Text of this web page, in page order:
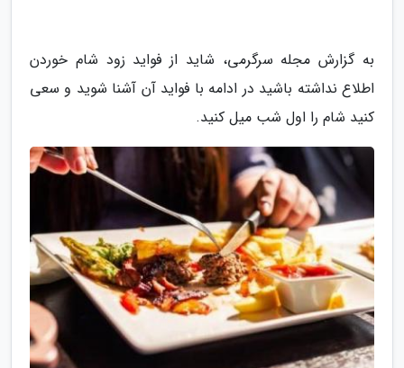
به گزارش مجله سرگرمی، شاید از فواید زود شام خوردن
اطلاع نداشته باشید در ادامه با فواید آن آشنا شوید و سعی
کنید شام را اول شب میل کنید.